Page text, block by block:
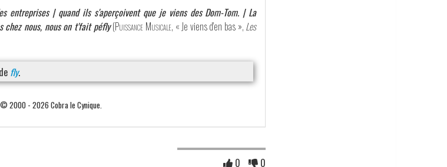
entreprises | quand ils s'aperçoivent que je viens des Dom-Tom. | La
chez nous, nous on t'fait péfly (Puissance Musicale, « Je viens d'en bas », Les
fly.
2000 - 2026 Cobra le Cynique.
0 0